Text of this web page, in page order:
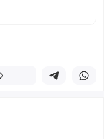
Поделиться в